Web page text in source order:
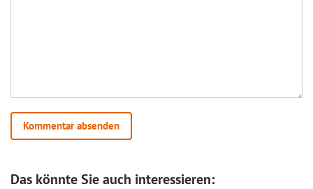
Das könnte Sie auch interessieren: